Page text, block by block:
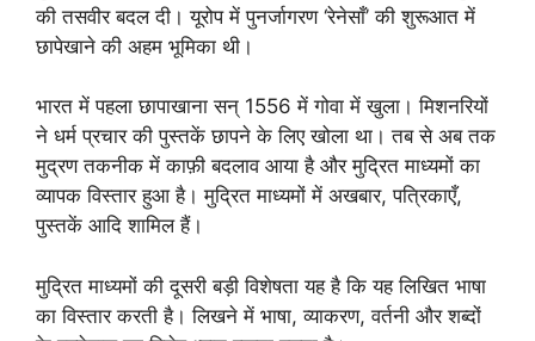
की तसवीर बदल दी। यूरोप में पुनर्जागरण ‘रेनेसाँ’ की शुरूआत में
छापेखाने की अहम भूमिका थी।
भारत में पहला छापाखाना सन् 1556 में गोवा में खुला। मिशनरियों
ने धर्म प्रचार की पुस्तकें छापने के लिए खोला था। तब से अब तक
मुद्रण तकनीक में काफ़ी बदलाव आया है और मुद्रित माध्यमों का
व्यापक विस्तार हुआ है। मुद्रित माध्यमों में अखबार, पत्रिकाएँ,
पुस्तकें आदि शामिल हैं।
मुद्रित माध्यमों की दूसरी बड़ी विशेषता यह है कि यह लिखित भाषा
का विस्तार करती है। लिखने में भाषा, व्याकरण, वर्तनी और शब्दों